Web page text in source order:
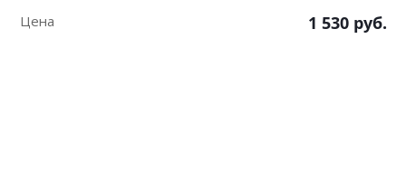
Цена
1 530 руб.